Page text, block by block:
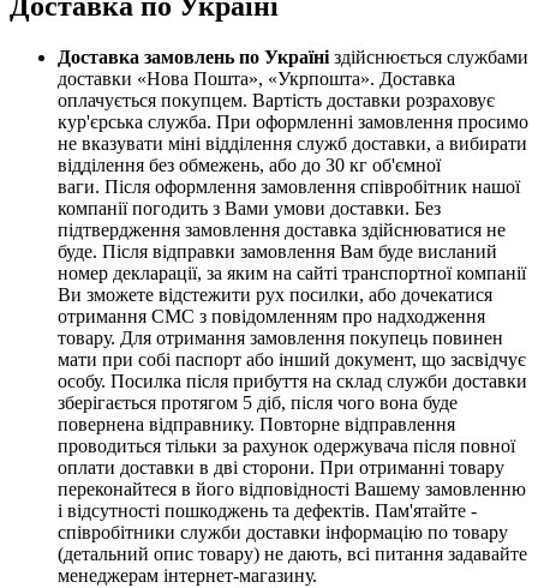
Доставка замовлень по Україні здійснюється службами
доставки «Нова Пошта», «Укрпошта». Доставка
оплачується покупцем. Вартість доставки розраховує
кур'єрська служба. При оформленні замовлення просимо
не вказувати міні відділення служб доставки, а вибирати
відділення без обмежень, або до 30 кг об'ємної
ваги. Після оформлення замовлення співробітник нашої
компанії погодить з Вами умови доставки. Без
підтвердження замовлення доставка здійснюватися не
буде. Після відправки замовлення Вам буде висланий
номер декларації, за яким на сайті транспортної компанії
Ви зможете відстежити рух посилки, або дочекатися
отримання СМС з повідомленням про надходження
товару. Для отримання замовлення покупець повинен
мати при собі паспорт або інший документ, що засвідчує
особу. Посилка після прибуття на склад служби доставки
зберігається протягом 5 діб, після чого вона буде
повернена відправнику. Повторне відправлення
проводиться тільки за рахунок одержувача після повної
оплати доставки в дві сторони. При отриманні товару
переконайтеся в його відповідності Вашему замовленню
і відсутності пошкоджень та дефектів. Пам'ятайте -
співробітники служби доставки інформацію по товару
(детальний опис товару) не дають, всі питання задавайте
менеджерам інтернет-магазину.